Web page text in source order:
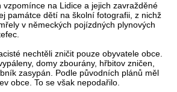
vzpomínce na Lidice a jejich zavražděné
památce dětí na školní fotografii, z nichž
v německých pojízdných plynových
nechtěli zničit pouze obyvatele obce.
domy zbourány, hřbitov zničen,
zasypán. Podle původních plánů měl
obce. To se však nepodařilo.